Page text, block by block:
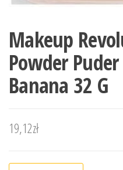
Makeup
Powder
Banana 32 G
19,12zł